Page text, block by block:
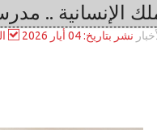
الإنسانية ..
نشر بتاريخ: 04 أيار 2026